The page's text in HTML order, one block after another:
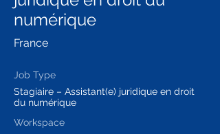
numérique
France
Job Type
Stagiaire – Assistant(e) juridique en droit
du numérique
Workspace